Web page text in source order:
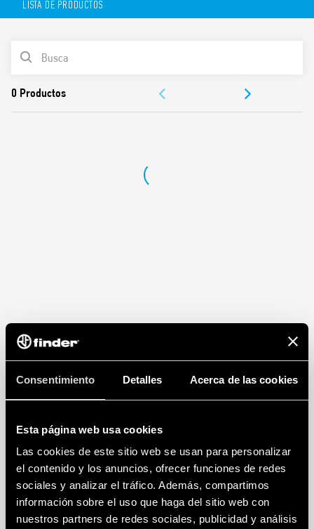
Consentimiento Detalles Acerca de las cookies
Esta página web usa cookies
Las cookies de este sitio web se usan para personalizar
el contenido y los anuncios, ofrecer funciones de redes
sociales y analizar el tráfico. Además, compartimos
información sobre el uso que haga del sitio web con
nuestros partners de redes sociales, publicidad y análisis
Características técnicas:
Montaje en superficie para cajas de pared de 2 o 3
módulos, o caja de pared redonda de 65 mm
Pantalla de matriz LED
LISTA DE PRODUCTOS
LISTA DE PRODUCTOS
APROBACIONES